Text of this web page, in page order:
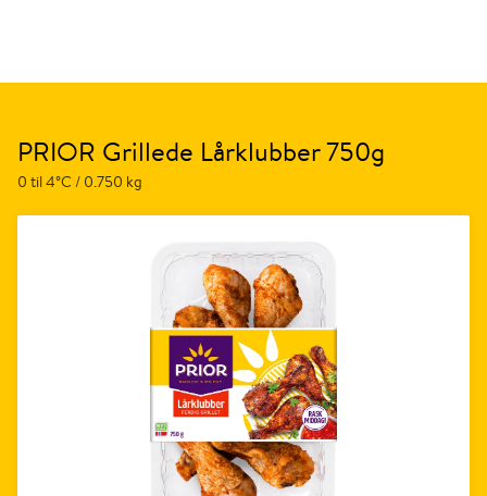
PRIOR Grillede Lårklubber 750g
0 til 4°C / 0.750 kg